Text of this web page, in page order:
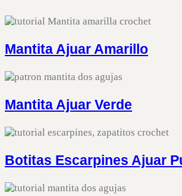
Mantita Ajuar Amarillo
Mantita Ajuar Verde
Botitas Escarpines Ajuar